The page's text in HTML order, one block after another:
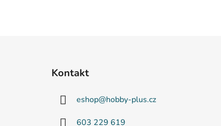
Kontakt
eshop@hobby-plus.cz
603 229 619